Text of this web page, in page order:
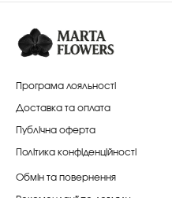
Програма лояльності
Доставка та оплата
Публічна оферта
Політика конфіденційності
Обмін та повернення
Рекомендації по догляду